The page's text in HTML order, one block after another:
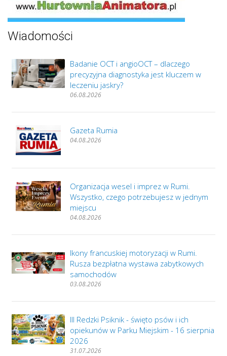
Wiadomości
Badanie OCT i angioOCT – dlaczego
precyzyjna diagnostyka jest kluczem w
leczeniu jaskry?
06.08.2026
Gazeta Rumia
04.08.2026
Organizacja wesel i imprez w Rumi.
Wszystko, czego potrzebujesz w jednym
miejscu
04.08.2026
Ikony francuskiej motoryzacji w Rumi.
Rusza bezpłatna wystawa zabytkowych
samochodów
03.08.2026
III Redzki Psiknik - święto psów i ich
opiekunów w Parku Miejskim - 16 sierpnia
2026
31.07.2026